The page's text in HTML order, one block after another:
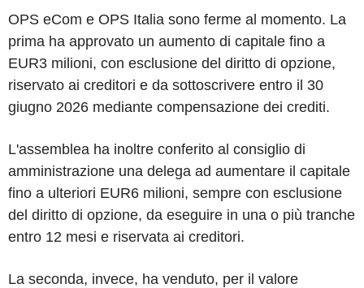
OPS eCom e OPS Italia sono ferme al momento. La
prima ha approvato un aumento di capitale fino a
EUR3 milioni, con esclusione del diritto di opzione,
riservato ai creditori e da sottoscrivere entro il 30
giugno 2026 mediante compensazione dei crediti.
L'assemblea ha inoltre conferito al consiglio di
amministrazione una delega ad aumentare il capitale
fino a ulteriori EUR6 milioni, sempre con esclusione
del diritto di opzione, da eseguire in una o più tranche
entro 12 mesi e riservata ai creditori.
La seconda, invece, ha venduto, per il valore